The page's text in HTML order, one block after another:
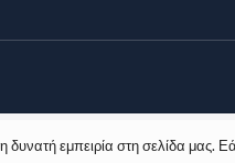
εμπειρία στη σελίδα μας.